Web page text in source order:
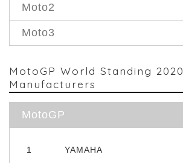
Moto2
Moto3
MotoGP World Standing 2020
Manufacturers
MotoGP
1 YAMAHA